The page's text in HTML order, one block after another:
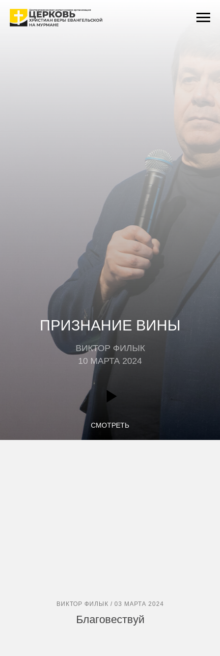
ПРИЗНАНИЕ ВИНЫ
ВИКТОР ФИЛЫК
10 МАРТА 2024
СМОТРЕТЬ
ВИКТОР ФИЛЫК / 03 МАРТА 2024
Благовествуй